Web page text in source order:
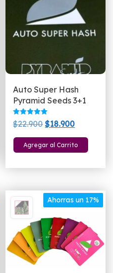
Auto Super Hash
Pyramid Seeds 3+1
Valorado
con
de 5
$22.900El
precio
original
$18.900El
precio
actual
Agregar al Carrito
Ahorras un 17%